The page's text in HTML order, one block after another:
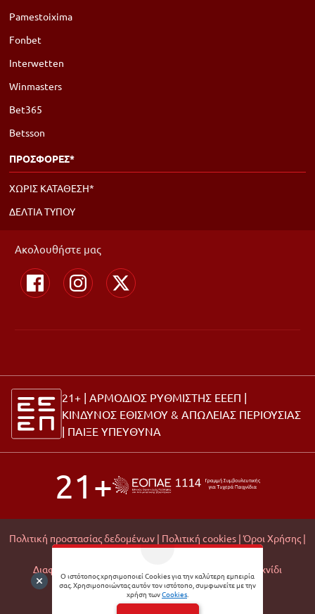
Ο ιστότοπος χρησιμοποιεί Cookies για την καλύτερη εμπειρία
σας. Χρησιμοποιώντας αυτόν τον ιστότοπο, συμφωνείτε με την
χρήση τωνCookies.
Pamestoixima
Fonbet
Interwetten
Winmasters
Bet365
Betsson
ΠΡΟΣΦΟΡΕΣ*
ΧΩΡΙΣ ΚΑΤΑΘΕΣΗ*
ΔΕΛΤΙΑ ΤΥΠΟΥ
Ακολουθήστε μας
21+ | ΑΡΜΟΔΙΟΣ ΡΥΘΜΙΣΤΗΣ ΕΕΕΠ |
ΚΙΝΔΥΝΟΣ ΕΘΙΣΜΟΥ & ΑΠΩΛΕΙΑΣ ΠΕΡΙΟΥΣΙΑΣ
| ΠΑΙΞΕ ΥΠΕΥΘΥΝΑ
21+
Πολιτική προστασίας δεδομένων | Πολιτική cookies | Όροι Χρήσης |
Διαφάνεια Εμπορικών Συνεργασιών |
Υπεύθυνο Παιχνίδι
© 2026 Matchmoney